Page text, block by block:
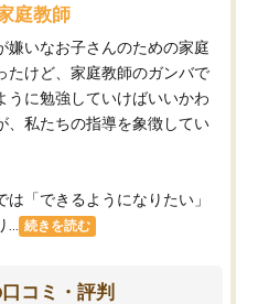
庭教師
嫌いなお子さんのための家庭
たけど、家庭教師のガンバで
うに勉強していけばいいかわ
、私たちの指導を象徴してい
「できるようになりたい」
続きを読む
コミ・評判